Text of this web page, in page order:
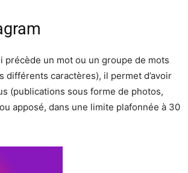
précède un mot ou un groupe de mots
différents caractères), il permet d’avoir
(publications sous forme de photos,
apposé, dans une limite plafonnée à 30